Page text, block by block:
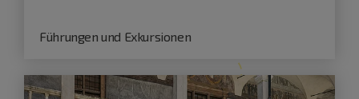
Führungen und Exkursionen